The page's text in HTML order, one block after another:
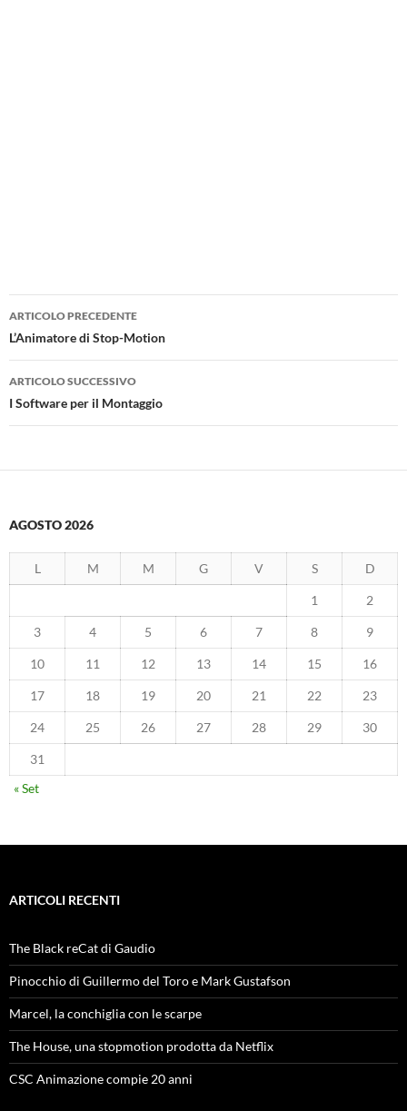
Navigazione
articolo
ARTICOLO PRECEDENTE
L’Animatore di Stop-Motion
ARTICOLO SUCCESSIVO
I Software per il Montaggio
AGOSTO 2026
L M M G V S D
1 2
3 4 5 6 7 8 9
10 11 12 13 14 15 16
17 18 19 20 21 22 23
24 25 26 27 28 29 30
31
« Set
ARTICOLI RECENTI
The Black reCat di Gaudio
Pinocchio di Guillermo del Toro e Mark Gustafson
Marcel, la conchiglia con le scarpe
The House, una stopmotion prodotta da Netflix
CSC Animazione compie 20 anni